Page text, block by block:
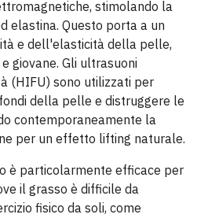
stimolando la
elastina. Questo porta a un
e dell'elasticità della pelle,
giovane. Gli ultrasuoni
(HIFU) sono utilizzati per
della pelle e distruggere le
contemporaneamente la
per un effetto lifting naturale.
è particolarmente efficace per
il grasso è difficile da
fisico da soli, come